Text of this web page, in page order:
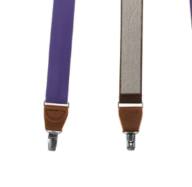
MM, MOTÝLEK A KAPESNÍČEK PUDROVÁ,
TMAVĚ HNĚDÁ KŮŽE 886-986363